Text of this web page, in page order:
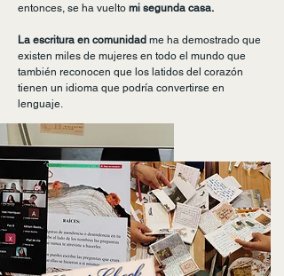
entonces, se ha vuelto mi segunda casa.
La escritura en comunidad me ha demostrado que
existen miles de mujeres en todo el mundo que
también reconocen que los latidos del corazón
tienen un idioma que podría convertirse en
lenguaje.